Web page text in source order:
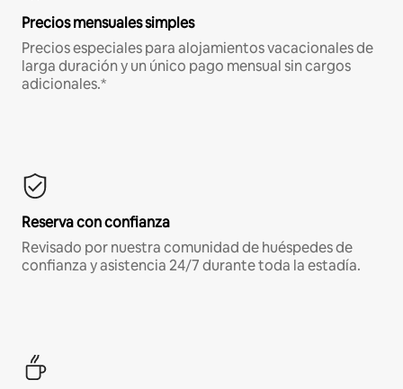
Precios mensuales simples
Precios especiales para alojamientos vacacionales de
larga duración y un único pago mensual sin cargos
adicionales.*
Reserva con confianza
Revisado por nuestra comunidad de huéspedes de
confianza y asistencia 24/7 durante toda la estadía.